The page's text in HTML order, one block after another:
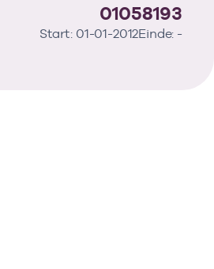
01058193
Start: 01-01-2012Einde: -